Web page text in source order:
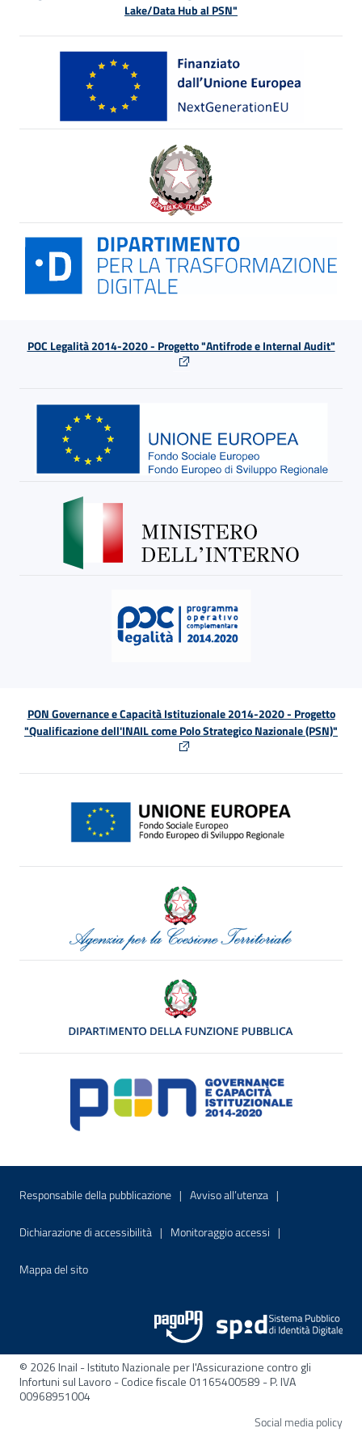
Lake/Data Hub al PSN"
POC Legalità 2014-2020 - Progetto "Antifrode e Internal Audit"
PON Governance e Capacità Istituzionale 2014-2020 - Progetto
"Qualificazione dell'INAIL come Polo Strategico Nazionale (PSN)"
Menu di servizio
Responsabile della pubblicazione Sito interno - Apre in una nuova
Avviso all’utenza Sito interno -
Dichiarazione di accessibilità Sito interno - Apre in una nuova finestra
Monitoraggio accessi Sito interno -
Mappa del sitoSito interno - Apre nella stessa finestra
© 2026 Inail - Istituto Nazionale per l'Assicurazione contro gli
Infortuni sul Lavoro - Codice fiscale 01165400589 - P. IVA
00968951004
Social media policy